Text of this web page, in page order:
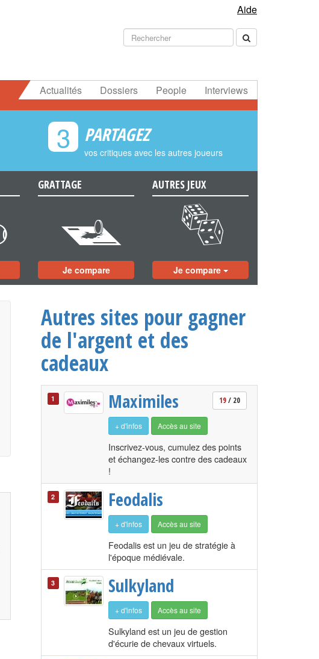
Aide
Actualités Dossiers People Interviews
3 PARTAGEZ
vos critiques avec les autres joueurs
GRATTAGE
e
Je compare
AUTRES JEUX
f
Je compare
Autres sites pour gagner
de l'argent et des
cadeaux
1 Maximiles 19/ 20
+ d'infos Accès au site
Inscrivez-vous, cumulez des points
et échangez-les contre des cadeaux
!
2 Feodalis
+ d'infos Accès au site
Feodalis est un jeu de stratégie à
l'époque médiévale.
3 Sulkyland
+ d'infos Accès au site
Sulkyland est un jeu de gestion
d'écurie de chevaux virtuels.